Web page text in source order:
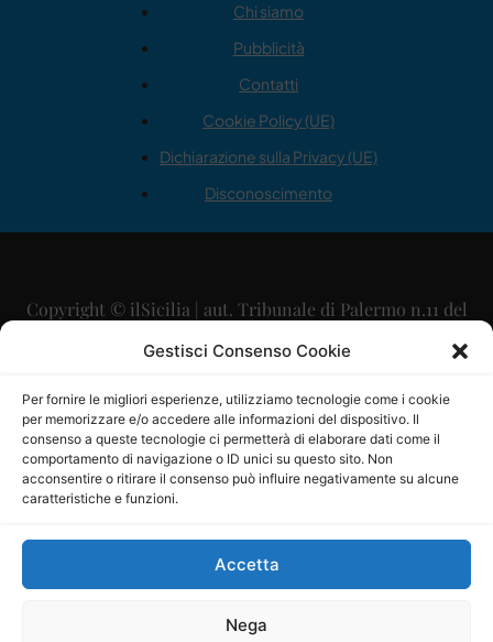
Gestisci Consenso Cookie
Per fornire le migliori esperienze, utilizziamo tecnologie come i cookie
per memorizzare e/o accedere alle informazioni del dispositivo. Il
consenso a queste tecnologie ci permetterà di elaborare dati come il
comportamento di navigazione o ID unici su questo sito. Non
acconsentire o ritirare il consenso può influire negativamente su alcune
caratteristiche e funzioni.
Accetta
Nega
Chi siamo
Pubblicità
Contatti
Cookie Policy (UE)
Dichiarazione sulla Privacy (UE)
Disconoscimento
Copyright © ilSicilia | aut. Tribunale di Palermo n.11 del
29/09/2015
Direttore Editoriale: Maurizio Scaglione
Direttore Responsabile: Maria Calabrese
P.IVA: 06334930820
Mercurio Comunicazione Società Cooperativa a r.l. è
iscritta al Registro degli Operatori di Comunicazione al